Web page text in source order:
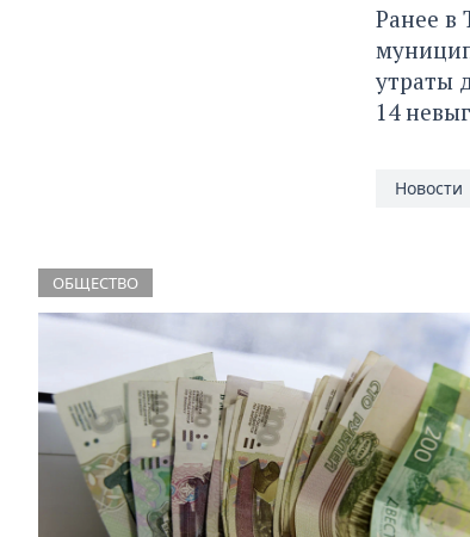
Ранее в
утраты
14
Новости
ОБЩЕСТВО